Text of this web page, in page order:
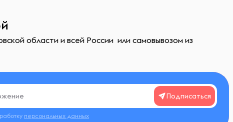
области и всей России или самовывозом из
Подписаться
персональных данных